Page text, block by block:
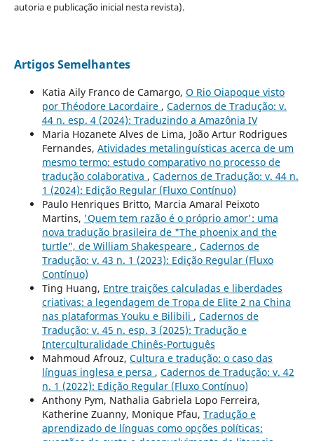
autoria e publicação inicial nesta revista).
Artigos Semelhantes
Katia Aily Franco de Camargo, O Rio Oiapoque visto
por Théodore Lacordaire , Cadernos de Tradução: v.
44 n. esp. 4 (2024): Traduzindo a Amazônia IV
Maria Hozanete Alves de Lima, João Artur Rodrigues
Fernandes, Atividades metalinguísticas acerca de um
mesmo termo: estudo comparativo no processo de
tradução colaborativa , Cadernos de Tradução: v. 44 n.
1 (2024): Edição Regular (Fluxo Contínuo)
Paulo Henriques Britto, Marcia Amaral Peixoto
Martins, 'Quem tem razão é o próprio amor': uma
nova tradução brasileira de "The phoenix and the
turtle", de William Shakespeare , Cadernos de
Tradução: v. 43 n. 1 (2023): Edição Regular (Fluxo
Contínuo)
Ting Huang, Entre traições calculadas e liberdades
criativas: a legendagem de Tropa de Elite 2 na China
nas plataformas Youku e Bilibili , Cadernos de
Tradução: v. 45 n. esp. 3 (2025): Tradução e
Interculturalidade Chinês-Português
Mahmoud Afrouz, Cultura e tradução: o caso das
línguas inglesa e persa , Cadernos de Tradução: v. 42
n. 1 (2022): Edição Regular (Fluxo Contínuo)
Anthony Pym, Nathalia Gabriela Lopo Ferreira,
Katherine Zuanny, Monique Pfau, Tradução e
aprendizado de línguas como opções políticas: